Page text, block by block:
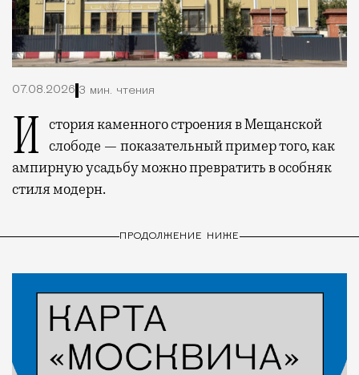
07.08.2026 3 мин. чтения
История каменного строения в Мещанской слободе — показательный пример того, как
ампирную усадьбу можно превратить в особняк
стиля модерн.
ПРОДОЛЖЕНИЕ НИЖЕ